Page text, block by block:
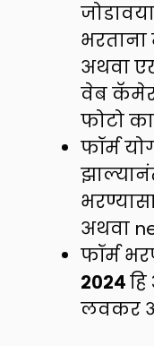
भरताना
अथवा
वेब
फोटो
फॉर्म
अथवा
फॉर्म
२०२४
लवकर